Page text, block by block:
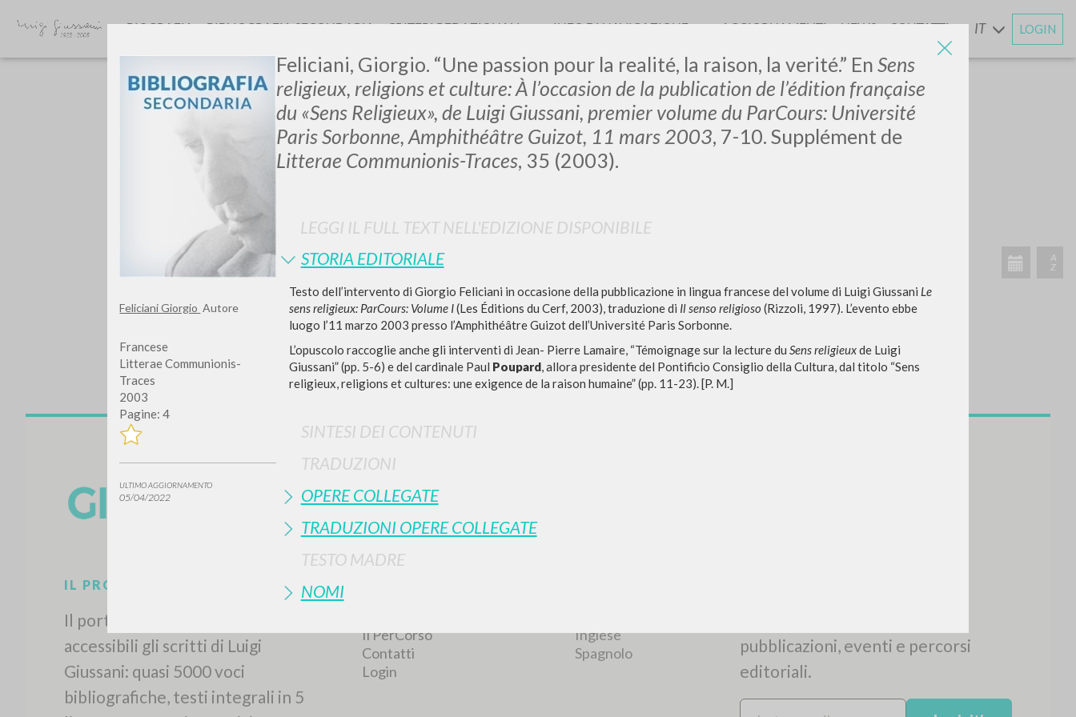
Feliciani Giorgio Autore
Francese
Litterae Communionis-
Traces
2003
Pagine: 4
ULTIMO AGGIORNAMENTO
05/04/2022
Feliciani, Giorgio. “Une passion pour la realité, la raison, la verité.” En Sens
religieux, religions et culture: À l’occasion de la publication de l’édition française
du «Sens Religieux», de Luigi Giussani, premier volume du ParCours: Université
Paris Sorbonne, Amphithéâtre Guizot, 11 mars 2003, 7-10. Supplément de
Litterae Communionis-Traces, 35 (2003).
LEGGI IL FULL TEXT NELL'EDIZIONE DISPONIBILE
STORIA EDITORIALE
Testo dell’intervento di Giorgio Feliciani in occasione della pubblicazione in lingua francese del volume di Luigi Giussani Le
sens religieux: ParCours: Volume I(Les Éditions du Cerf, 2003), traduzione di Il senso religioso (Rizzoli, 1997). L’evento ebbe
luogo l’11 marzo 2003 presso l’Amphithéâtre Guizot dell’Université Paris Sorbonne.
L’opuscolo raccoglie anche gli interventi di Jean- Pierre Lamaire, “Témoignage sur la lecture du Sens religieuxde Luigi
Giussani” (pp. 5-6) e del cardinale Paul Poupard, allora presidente del Pontificio Consiglio della Cultura, dal titolo “Sens
religieux, religions et cultures: une exigence de la raison humaine” (pp. 11-23). [P. M.]
SINTESI DEI CONTENUTI
TRADUZIONI
OPERE COLLEGATE
TRADUZIONI OPERE COLLEGATE
TESTO MADRE
NOMI
LUIGI
GIUSSANI
scritti
BIOGRAFIA BIBLIOGRAFIA SECONDARIA CRITERI REDAZIONALI INFO DI NAVIGAZIONE AGGIORNAMENTIENEWS CONTATTI IT LOGIN
Vuoi risultati ancora più precisi? Utilizza la